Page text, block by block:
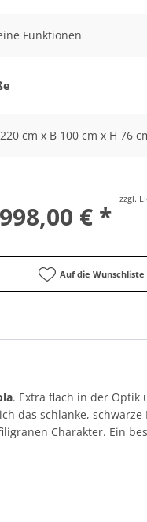
Funktionen
cm x B 100 cm x H 76
€ *
zzgl.
Auf die Wunschliste
. Extra flach in der Optik
das schlanke,
Charakter. Ein